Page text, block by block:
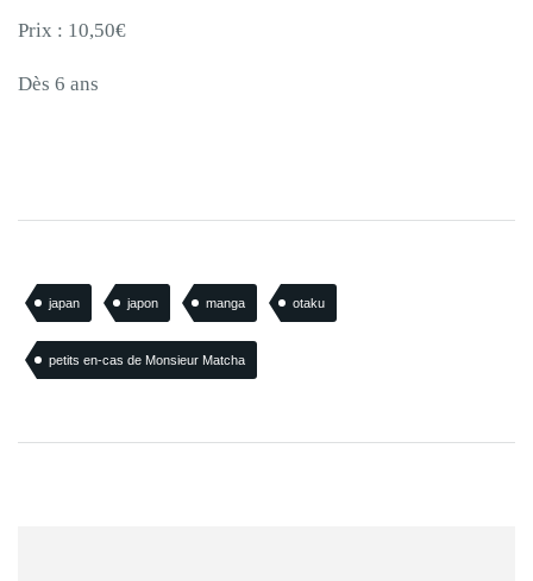
Prix : 10,50€
Dès 6 ans
japan japon manga otaku
petits en-cas de Monsieur Matcha